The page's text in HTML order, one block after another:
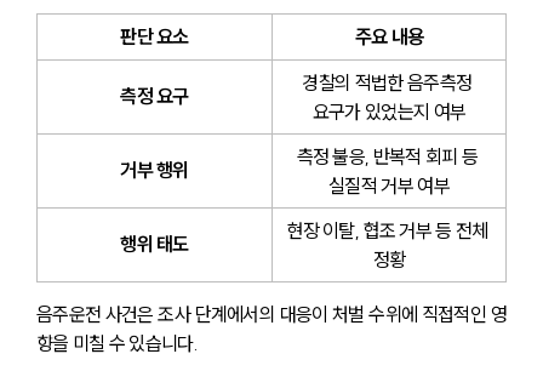
판단 요소 주요 내용
측정 요구
경찰의 적법한 음주측정
요구가 있었는지 여부
거부 행위
측정 불응, 반복적 회피 등
실질적 거부 여부
행위 태도
현장 이탈, 협조 거부 등 전체
정황
음주운전 사건은 조사 단계에서의 대응이 처벌 수위에 직접적인 영
향을 미칠 수 있습니다.